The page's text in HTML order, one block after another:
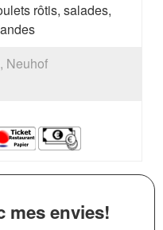
rôtis, salades,
Neuhof
mes envies!